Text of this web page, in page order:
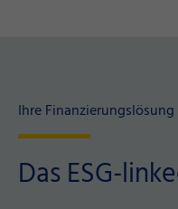
Ihre Finanzierungslösung
Das ESG-